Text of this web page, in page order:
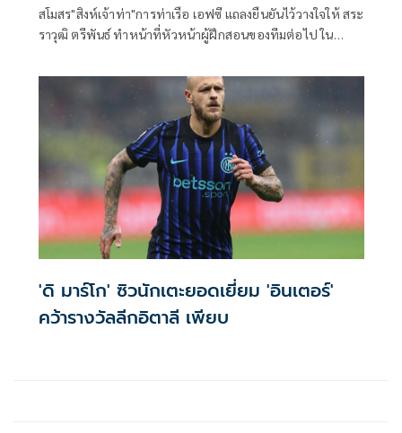
สโมสร"สิงห์เจ้าท่า"การท่าเรือ เอฟซี แถลงยืนยันไว้วางใจให้ สระ
ราวุฒิ ตรีพันธ์ ทำหน้าที่หัวหน้าผู้ฝึกสอนของทีมต่อไป ใน
ในสถานการณ์ที่สำคัญได้อย่างยอดเยี่ยม โดยเฉพาะการพา สิงห์
เจ้าท่า จบตำแหน่งรองแชมป์ไทยลีก ฤดูกาล 2025/26 ซึ่งถือ
เป็นอันดับสูงที่สุดในรอบ 27 ปีของสโมสร พร้อมคว้าสิทธิ์ไปเล่น
เอเอฟซี แชมเปี้ยนส์ลีก ระดับ Elite เป็นครั้งแรก รวมถึงล่าสุดยัง
พาทีมชนะ บีจี ปทุมฯ 1-0 คว้าแชมป์ฟุตบอลถ้วย เมืองไทย คัพ
มาครองเป็นสมัยที่ 2 ในรอบ 16 ปี และ สิทธิ์เข้าร่วมการแข่งขัน
ฟุตบอลชิงแชมป์สโมสรอาเซียน หรือ Shopee Cup ครั้งแรก
เช่นกัน เฮดโค้ชวัย 46 ปี ถูกแต่งตั้งเข้ามาคุมทัพชั่วคราว ในช่วง
ระหว่างที่ อเล็กซานเดร กามา มีอาการป่วยกระทันหัน และ
จำเป็นต้องเข้าโรงพยาบาล เพื่อพักรักษาตัว โดยขณะนั้น สิงห์
เจ้าท่า อยู่อันดับ 3 ของตาราง ตามหลัง ราชบุรี เอฟซี ทีมอันดับ
2 ถึง 4 คะแนน และ สถานการณ์ยังเสียเปรียบ ทรู แบงค็อกฯ ที่
แข่งขันน้อยกว่า อย่างไรก็ตามสุดท้าย พาทีมแซงขึ้นมาจบอันดับ
'ดิ มาร์โก' ซิวนักเตะยอดเยี่ยม 'อินเตอร์'
คว้ารางวัลลีกอิตาลี เพียบ